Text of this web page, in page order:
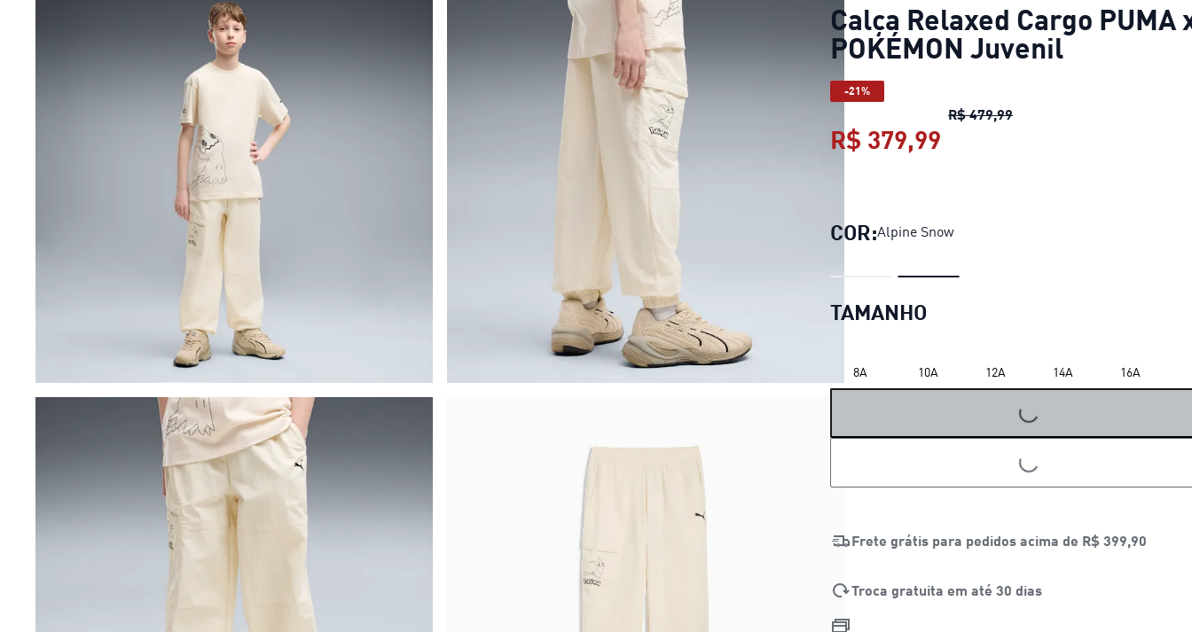
Calça Relaxed Cargo PUMA
POKÉMON Juvenil
-21%
R$ 479,99Calça Relaxed Cargo
R$ 379,99
COR:Alpine Snow
TAMANHO
8A 10A 12A 14A 16A
LOADING...
LOADING...
Frete grátis para pedidos acima de R$ 399,90
Troca gratuita em até 30 dias